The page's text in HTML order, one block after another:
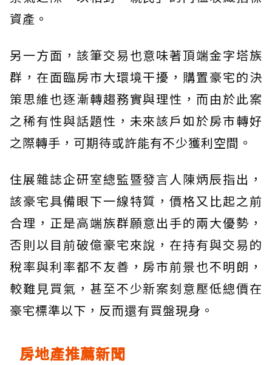
資產。
另一方面，該筆交易也意味著頂端金字塔族
群，在面臨房市大環境干擾，購置豪宅的決
策思維也逐漸轉趨務實與理性，而由於此案
之稀有性與話題性，未來該戶如於房市轉好
之際轉手，可期待或許能有不少獲利空間。
住展雜誌企研室總監暨發言人陳炳辰指出，
該豪宅具備眼下一線特質，價格又比起之前
合理，正是高端族群願意出手的兩大優勢，
否則以目前破億豪宅來說，在持有與交易的
稅率與利率都不友善，房市前景也不明朗，
較難見買氣，甚至不少新案刻意壓低總價在
豪宅標準以下，反而還有買盤現身。
房地產推薦新聞